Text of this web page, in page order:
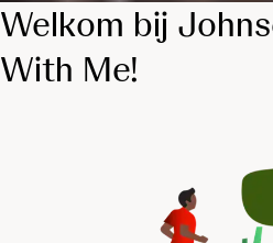
Welkom bij
With Me!